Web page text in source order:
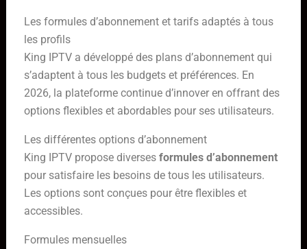
Les formules d’abonnement et tarifs adaptés à tous
les profils
King IPTV a développé des plans d’abonnement qui
s’adaptent à tous les budgets et préférences. En
2026, la plateforme continue d’innover en offrant des
options flexibles et abordables pour ses utilisateurs.
Les différentes options d’abonnement
King IPTV propose diverses formules d’abonnement
pour satisfaire les besoins de tous les utilisateurs.
Les options sont conçues pour être flexibles et
accessibles.
Formules mensuelles